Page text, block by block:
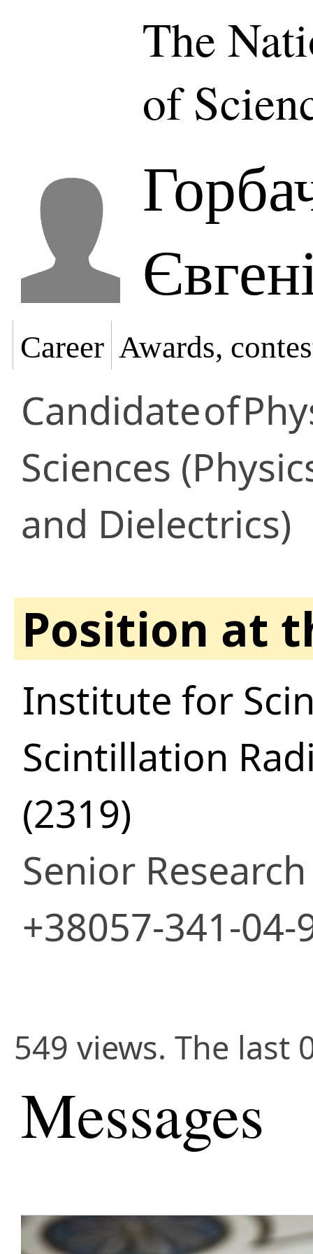
The
of
Career Awards,
Candidateof
Sciences
and Dielectrics)
Position at
Institute for
Scintillation
(2319)
Senior
+38057-341-04-
549 views. The last
Messages